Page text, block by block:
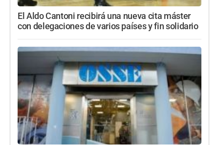
El Aldo Cantoni recibirá una nueva cita máster
con delegaciones de varios países y fin solidario